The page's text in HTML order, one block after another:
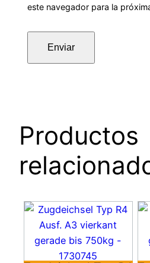
este navegador para la
Productos